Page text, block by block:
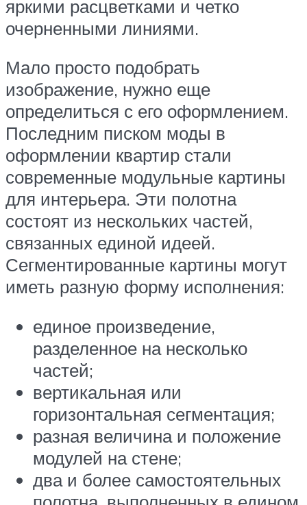
яркими расцветками и четко
очерненными линиями.
Мало просто подобрать
изображение, нужно еще
определиться с его оформлением.
Последним писком моды в
оформлении квартир стали
современные модульные картины
для интерьера. Эти полотна
состоят из нескольких частей,
связанных единой идеей.
Сегментированные картины могут
иметь разную форму исполнения:
единое произведение,
разделенное на несколько
частей;
вертикальная или
горизонтальная сегментация;
разная величина и положение
модулей на стене;
два и более самостоятельных